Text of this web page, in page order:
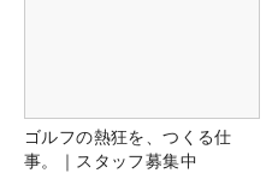
ゴルフの熱狂を、つくる仕
事。｜スタッフ募集中